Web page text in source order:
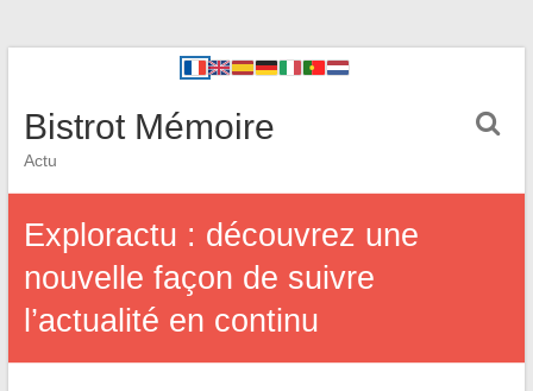
Bistrot Mémoire
Actu
Exploractu : découvrez une
nouvelle façon de suivre
l’actualité en continu